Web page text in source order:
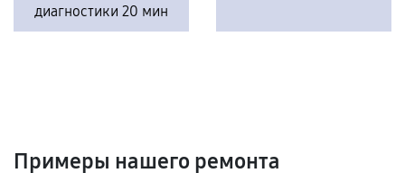
диагностики 20 мин
Примеры нашего ремонта